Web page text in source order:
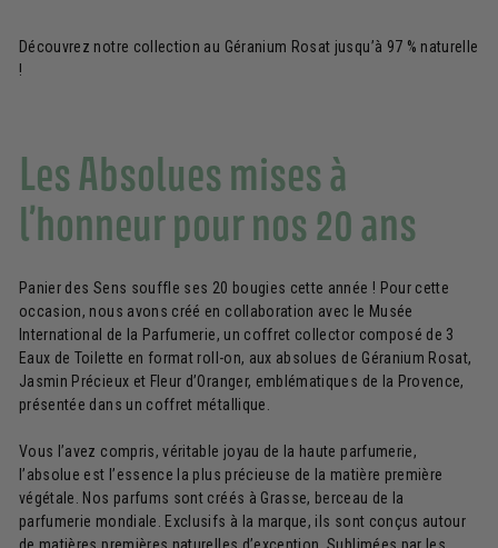
Découvrez notre collection au Géranium Rosat jusqu’à 97 % naturelle
!
Les Absolues mises à
l’honneur pour nos 20 ans
Panier des Sens souffle ses 20 bougies cette année ! Pour cette
occasion, nous avons créé en collaboration avec le Musée
International de la Parfumerie, un coffret collector composé de 3
Eaux de Toilette en format roll-on, aux absolues de Géranium Rosat,
Jasmin Précieux et Fleur d’Oranger, emblématiques de la Provence,
présentée dans un coffret métallique.
Vous l’avez compris, véritable joyau de la haute parfumerie,
l’absolue est l’essence la plus précieuse de la matière première
végétale. Nos parfums sont créés à Grasse, berceau de la
parfumerie mondiale. Exclusifs à la marque, ils sont conçus autour
de matières premières naturelles d’exception. Sublimées par les